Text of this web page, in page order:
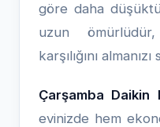
göre daha
uzun
karşılığını almanızı
Çarşamba Daikin
evinizde hem